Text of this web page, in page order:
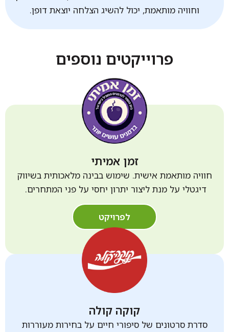
וחוויה מותאמת, יכול להשיג הצלחה יוצאת דופן.
פרוייקטים נוספים
זמן אמיתי​
חוויה מותאמת אישית. שימוש בבינה מלאכותית בשיווק
דיגטלי על מנת ליצור יתרון יחסי על פני המתחרים.
לפרויקט
קוקה קולה​
סדרת סרטונים של סיפורי חיים על בחירות מעוררות